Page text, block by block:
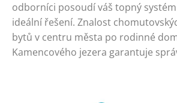
odborníci posoudí váš topný
ideální řešení. Znalost
bytů v centru města po rodinné
Kamencového jezera garantuje